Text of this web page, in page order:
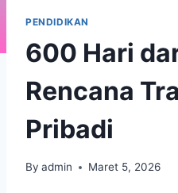
PENDIDIKAN
600 Hari
Rencana
Pribadi
By admin Maret 5, 2026